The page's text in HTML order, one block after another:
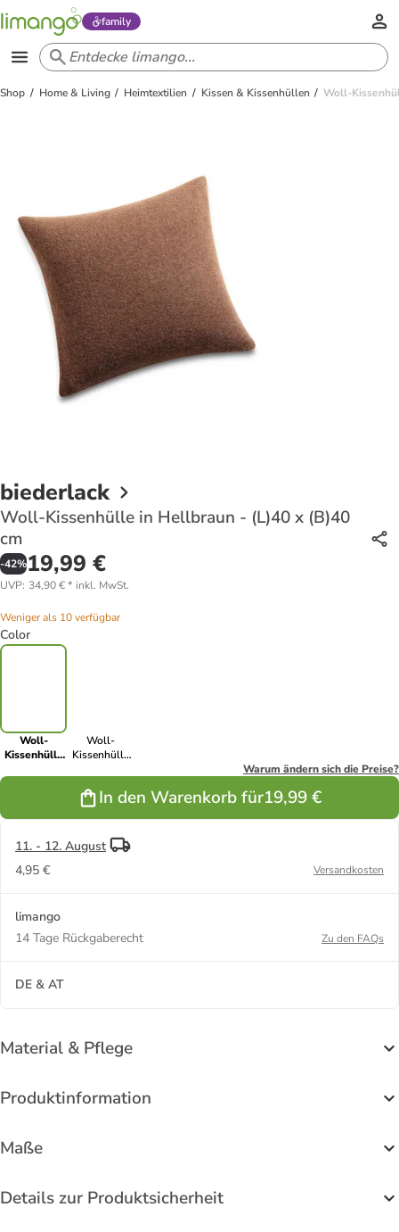
family
Shop Home & Living Heimtextilien Kissen & Kissenhüllen Woll-
biederlack
Woll-Kissenhülle in Hellbraun - (L)40 x (B)40
cm
-42%19,99 €
UVP: 34,90 €* inkl. MwSt.
Weniger als 10 verfügbar
Color
Woll-
Kissenhülle
Woll-
Kissenhülle
cm
Warum ändern sich die Preise?
In den Warenkorb für19,99 €
11. - 12. August
4,95 €
Versandkosten
limango
14 Tage Rückgaberecht
Zu den FAQs
DE & AT
Material & Pflege
Produktinformation
Maße
Details zur Produktsicherheit